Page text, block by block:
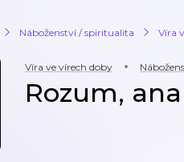
Náboženství / spiritualita Víra
Víra ve vírech doby
Rozum,